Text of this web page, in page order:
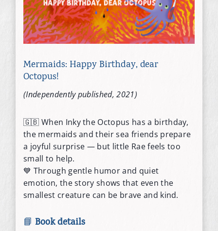
Mermaids: Happy Birthday, dear
Octopus!
(Independently published, 2021)
🇬🇧 When Inky the Octopus has a birthday,
the mermaids and their sea friends prepare
a joyful surprise — but little Rae feels too
small to help.
💙 Through gentle humor and quiet
emotion, the story shows that even the
smallest creature can be brave and kind.
📘 Book details